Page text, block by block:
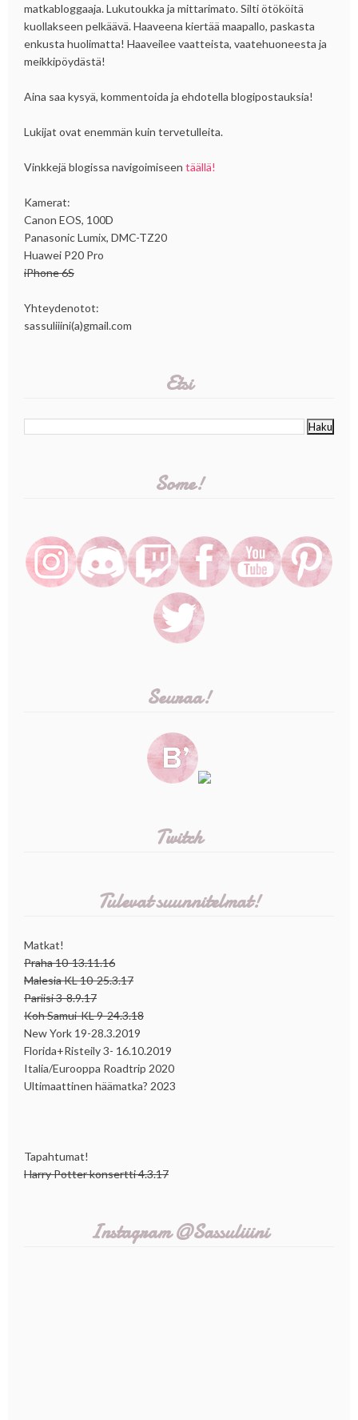
matkabloggaaja. Lukutoukka ja mittarimato. Silti ötököitä
kuollakseen pelkäävä. Haaveena kiertää maapallo, paskasta
enkusta huolimatta! Haaveilee vaatteista, vaatehuoneesta ja
meikkipöydästä!
Aina saa kysyä, kommentoida ja ehdotella blogipostauksia!
Lukijat ovat enemmän kuin tervetulleita.
Vinkkejä blogissa navigoimiseen täällä!
Kamerat:
Canon EOS, 100D
Panasonic Lumix, DMC-TZ20
Huawei P20 Pro
iPhone 6S
Yhteydenotot:
sassuliiini(a)gmail.com
Etsi
Some!
Seuraa!
Twitch
Tulevat suunnitelmat!
Matkat!
Praha 10-13.11.16
Malesia KL 10-25.3.17
Pariisi 3-8.9.17
Koh Samui-KL 9-24.3.18
New York 19-28.3.2019
Florida+Risteily 3- 16.10.2019
Italia/Eurooppa Roadtrip 2020
Ultimaattinen häämatka? 2023
Tapahtumat!
Harry Potter konsertti 4.3.17
Instagram @Sassuliiini